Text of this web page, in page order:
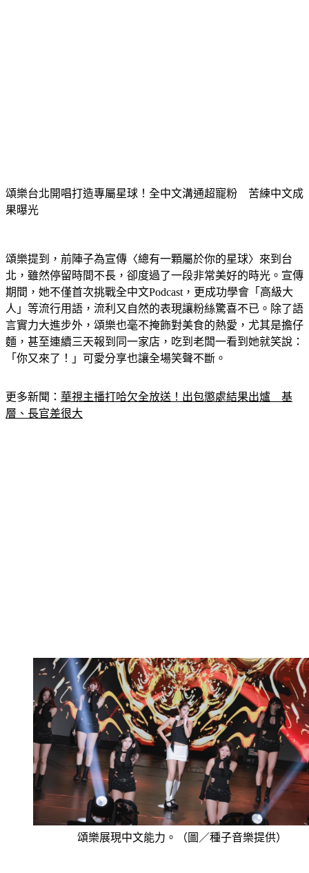
頌樂台北開唱打造專屬星球！全中文溝通超寵粉　苦練中文成
頌樂提到，前陣子為宣傳〈總有一顆屬於你的星球〉來到台
北，雖然停留時間不長，卻度過了一段非常美好的時光。宣傳
期間，她不僅首次挑戰全中文Podcast，更成功學會「高級大
人」等流行用語，流利又自然的表現讓粉絲驚喜不已。除了語
言實力大進步外，頌樂也毫不掩飾對美食的熱愛，尤其是擔仔
麵，甚至連續三天報到同一家店，吃到老闆一看到她就笑說：
更多新聞：華視主播打哈欠全放送！出包懲處結果出爐　基